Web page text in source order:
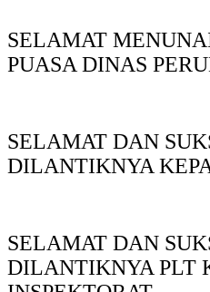
SELAMAT
PUASA DINAS
SELAMAT DAN
DILANTIKNYA
SELAMAT DAN
DILANTIKNYA PLT